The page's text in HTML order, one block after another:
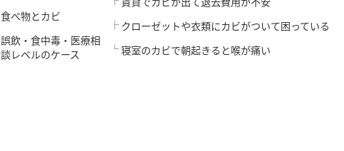
食べ物とカビ
誤飲・食中毒・医療相
談レベルのケース
クローゼットや衣類にカビがついて困っている
寝室のカビで朝起きると喉が痛い